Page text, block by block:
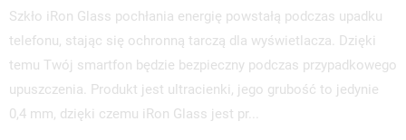
Szkło iRon Glass pochłania energię powstałą podczas upadku
telefonu, stając się ochronną tarczą dla wyświetlacza. Dzięki
temu Twój smartfon będzie bezpieczny podczas przypadkowego
upuszczenia. Produkt jest ultracienki, jego grubość to jedynie
0,4 mm, dzięki czemu iRon Glass jest pr...